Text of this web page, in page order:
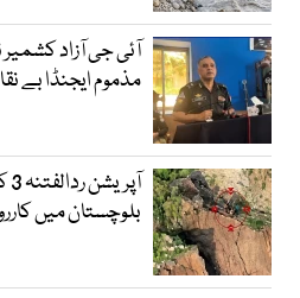
آئی جی آزاد
مذموم ایجنڈا بے
بلوچستان میں کارروائیاں،